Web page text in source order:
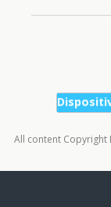
All content Copyright